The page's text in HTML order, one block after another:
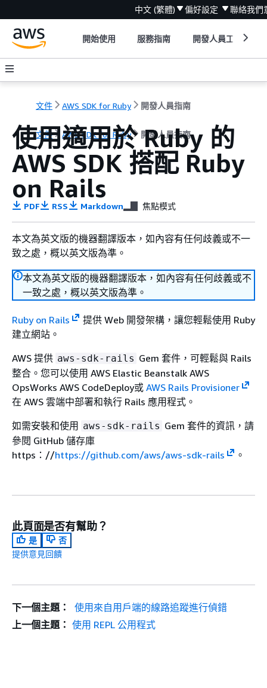
中文 (繁體) 偏好設定 聯絡我們
開始使用 服務指南 開發人員工具
文件 AWS SDK for Ruby 開發人員指南
文件 AWS SDK for Ruby 開發人員指南
使用適用於 Ruby 的
AWS SDK 搭配 Ruby
on Rails
PDF RSS Markdown 焦點模式
本文為英文版的機器翻譯版本，如內容有任何歧義或不一
致之處，概以英文版為準。
本文為英文版的機器翻譯版本，如內容有任何歧義或不
一致之處，概以英文版為準。
Ruby on Rails
提供 Web 開發架構，讓您輕鬆使用 Ruby
建立網站。
AWS 提供 aws-sdk-rails Gem 套件，可輕鬆與 Rails
整合。您可以使用 AWS Elastic Beanstalk AWS
OpsWorks AWS CodeDeploy或 AWS Rails Provisioner
在 AWS 雲端中部署和執行 Rails 應用程式。
如需安裝和使用 aws-sdk-rails Gem 套件的資訊，請
參閱 GitHub 儲存庫
https：//https://github.com/aws/aws-sdk-rails 。
此頁面是否有幫助？
是
否
提供意見回饋
下一個主題：
使用來自用戶端的線路追蹤進行偵錯
上一個主題： 使用 REPL 公用程式